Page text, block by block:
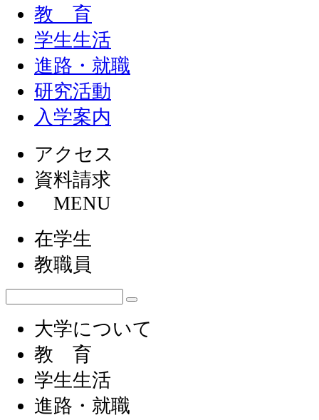
教 育
学生生活
進路・就職
研究活動
入学案内
アクセス
資料請求
MENU
在学生
教職員
大学について
教 育
学生生活
進路・就職